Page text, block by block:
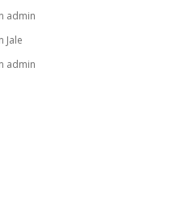
admin
Jale
admin